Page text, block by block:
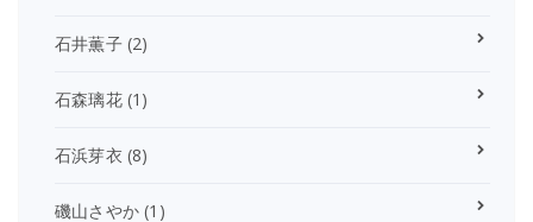
石井薫子(2)
石森璃花(1)
石浜芽衣 (8)
磯山さやか (1)